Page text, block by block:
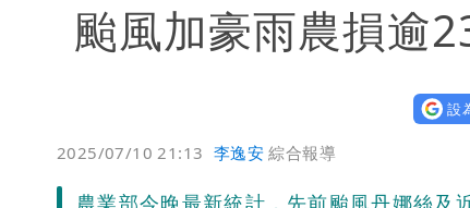
颱風加豪雨農損逾
設為
2025/07/10 21:13 李逸安 綜合報導
農業部今晚最新統計，先前颱風丹娜絲及